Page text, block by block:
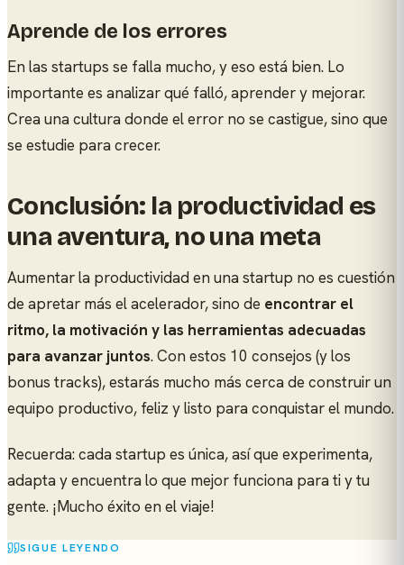
Aprende de los errores
En las startups se falla mucho, y eso está bien. Lo
importante es analizar qué falló, aprender y mejorar.
Crea una cultura donde el error no se castigue, sino que
se estudie para crecer.
Conclusión: la productividad es
una aventura, no una meta
Aumentar la productividad en una startup no es cuestión
de apretar más el acelerador, sino de encontrar el
ritmo, la motivación y las herramientas adecuadas
para avanzar juntos. Con estos 10 consejos (y los
bonus tracks), estarás mucho más cerca de construir un
equipo productivo, feliz y listo para conquistar el mundo.
Recuerda: cada startup es única, así que experimenta,
adapta y encuentra lo que mejor funciona para ti y tu
gente. ¡Mucho éxito en el viaje!
SIGUE LEYENDO